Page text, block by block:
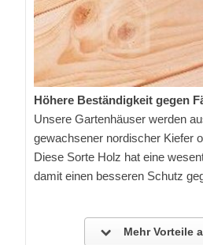
Höhere Beständigkeit gegen
Unsere Gartenhäuser werden
gewachsener nordischer Kiefer
Diese Sorte Holz hat eine
damit einen besseren Schutz
Mehr Vorteile